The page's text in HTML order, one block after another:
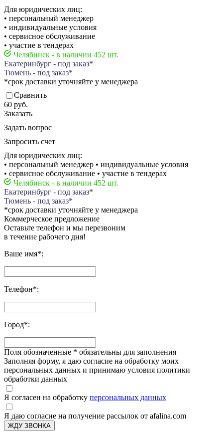
Для юридических лиц:
• персональный менеджер
• индивидуальные условия
• сервисное обслуживание
• участие в тендерах
Челябинск - в наличии 452 шт.
Екатеринбург - под заказ*
Тюмень - под заказ*
*срок доставки уточняйте у менеджера
Сравнить
60 руб.
Заказать
Задать вопрос
Запросить счет
Для юридических лиц:
• персональный менеджер • индивидуальные условия
• сервисное обслуживание • участие в тендерах
Челябинск - в наличии 452 шт.
Екатеринбург - под заказ*
Тюмень - под заказ*
*срок доставки уточняйте у менеджера
Коммерческое предложение
Оставьте телефон и мы перезвоним
в течение рабочего дня!
Ваше имя*:
Телефон*:
Город*:
Поля обозначенные * обязательны для заполнения
Заполняя форму, я даю согласие на обработку моих
персональных данных и принимаю условия политики
обработки данных
Я согласен на обработку персональных данных
Я даю согласие на получение рассылок от afalina.com
ЖДУ ЗВОНКА